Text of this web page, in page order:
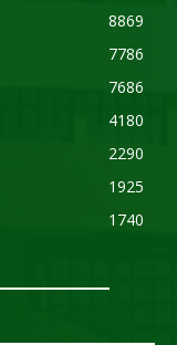
8869
7786
7686
4180
2290
1925
1740